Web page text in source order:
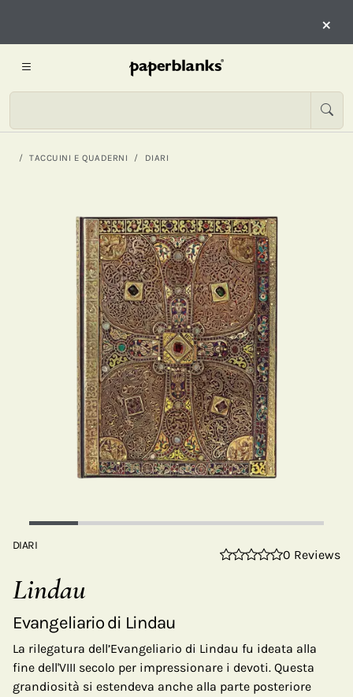
×
TACCUINI E QUADERNI DIARI
DIARI
0 Reviews
Lindau
Evangeliario di Lindau
La rilegatura dell’Evangeliario di Lindau fu ideata alla
fine dell'VIII secolo per impressionare i devoti. Questa
grandiosità si estendeva anche alla parte posteriore